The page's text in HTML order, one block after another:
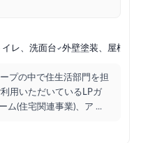
レ、洗面台 外壁塗装、屋根、太
プの中で住生活部門を担
用いただいているLPガ
ム(住宅関連事業)、ア ...